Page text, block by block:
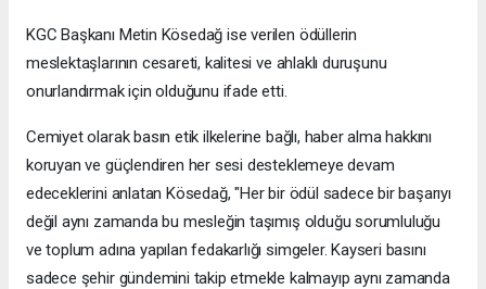
KGC Başkanı Metin Kösedağ ise verilen ödüllerin
meslektaşlarının cesareti, kalitesi ve ahlaklı duruşunu
onurlandırmak için olduğunu ifade etti.
Cemiyet olarak basın etik ilkelerine bağlı, haber alma hakkını
koruyan ve güçlendiren her sesi desteklemeye devam
edeceklerini anlatan Kösedağ, "Her bir ödül sadece bir başarıyı
değil aynı zamanda bu mesleğin taşımış olduğu sorumluluğu
ve toplum adına yapılan fedakarlığı simgeler. Kayseri basını
sadece şehir gündemini takip etmekle kalmayıp aynı zamanda